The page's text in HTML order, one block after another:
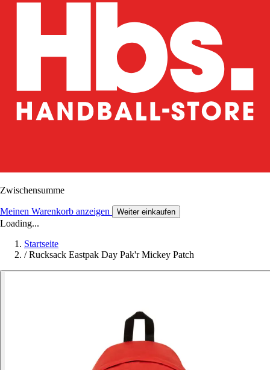
Zwischensumme
Meinen Warenkorb anzeigen Weiter einkaufen
Loading...
Startseite
/ Rucksack Eastpak Day Pak'r Mickey Patch